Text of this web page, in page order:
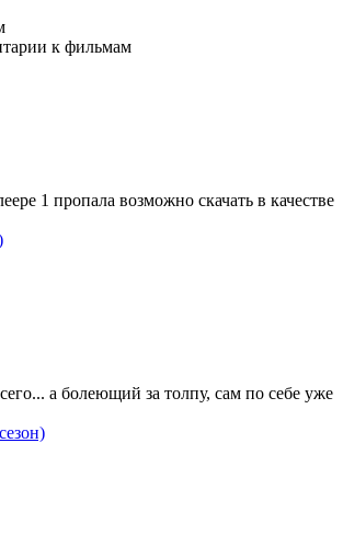
к фильмам
1 пропала возможно скачать в качестве
а болеющий за толпу, сам по себе уже